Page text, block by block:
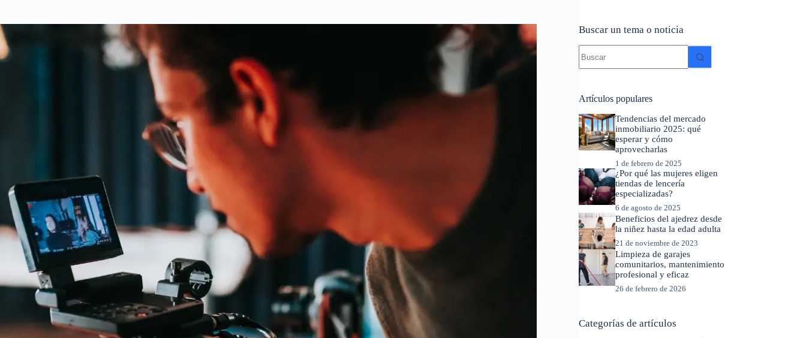
Buscar un tema o noticia
resultados
Artículos populares
Tendencias del mercado
inmobiliario 2025: qué
esperar y cómo
aprovecharlas
1 de febrero de 2025
¿Por qué las mujeres eligen
tiendas de lencería
especializadas?
6 de agosto de 2025
Beneficios del ajedrez desde
la niñez hasta la edad adulta
21 de noviembre de 2023
Limpieza de garajes
comunitarios, mantenimiento
profesional y eficaz
26 de febrero de 2026
Categorías de artículos